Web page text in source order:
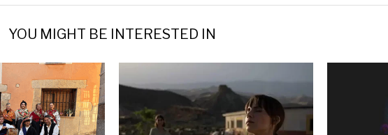
YOU MIGHT BE INTERESTED IN